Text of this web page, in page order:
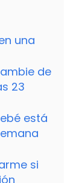
una
de
23
está
si